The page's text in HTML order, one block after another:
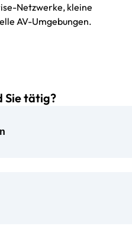
Netzwerke, kleine
AV-Umgebungen.
Sie tätig?